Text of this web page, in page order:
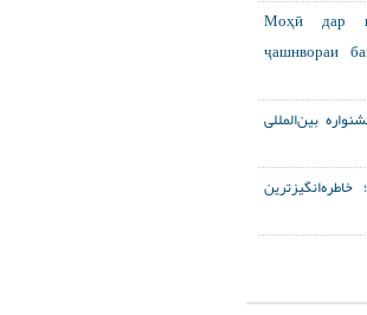
«Моҳӣ дар
ҷашнвораи
بین‌المللی
خاطره‌انگیزترین